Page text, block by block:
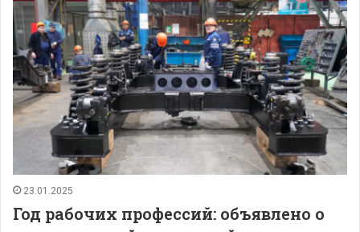
23.01.2025
Год рабочих профессий: объявлено о